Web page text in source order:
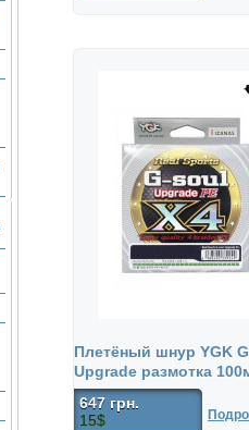
Плетёный шнур YGK
Upgrade размотка
647 грн.
15$